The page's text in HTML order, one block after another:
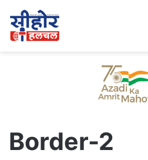
Border-2